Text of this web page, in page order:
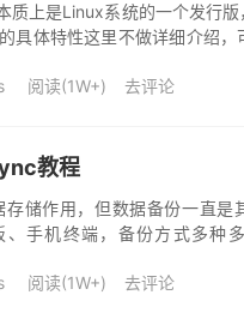
上是Linux系统的一个发行版
具体特性这里不做详细介绍，
阅读(1W+) 去评论
教程
储作用，但数据备份一直是
手机终端，备份方式多种
阅读(1W+) 去评论